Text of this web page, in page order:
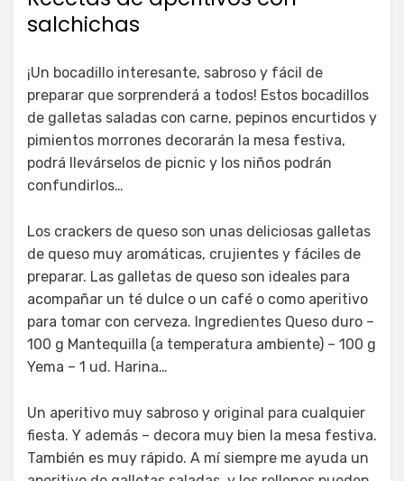
salchichas
¡Un bocadillo interesante, sabroso y fácil de
preparar que sorprenderá a todos! Estos bocadillos
de galletas saladas con carne, pepinos encurtidos y
pimientos morrones decorarán la mesa festiva,
podrá llevárselos de picnic y los niños podrán
confundirlos…
Los crackers de queso son unas deliciosas galletas
de queso muy aromáticas, crujientes y fáciles de
preparar. Las galletas de queso son ideales para
acompañar un té dulce o un café o como aperitivo
para tomar con cerveza. Ingredientes Queso duro –
100 g Mantequilla (a temperatura ambiente) – 100 g
Yema – 1 ud. Harina…
Un aperitivo muy sabroso y original para cualquier
fiesta. Y además – decora muy bien la mesa festiva.
También es muy rápido. A mí siempre me ayuda un